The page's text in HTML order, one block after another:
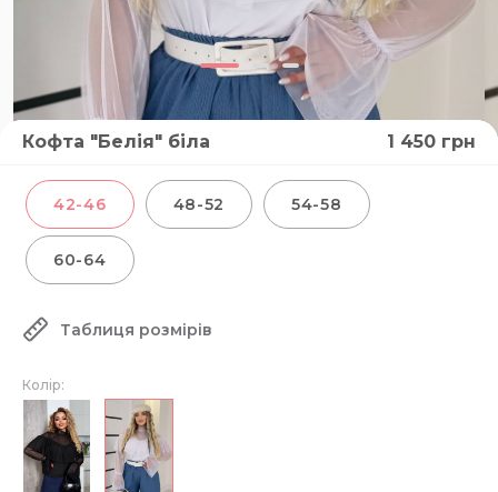
Кофта "Белія" біла 1 450 грн
42-46 48-52 54-58
60-64
Таблиця розмірів
Колір: